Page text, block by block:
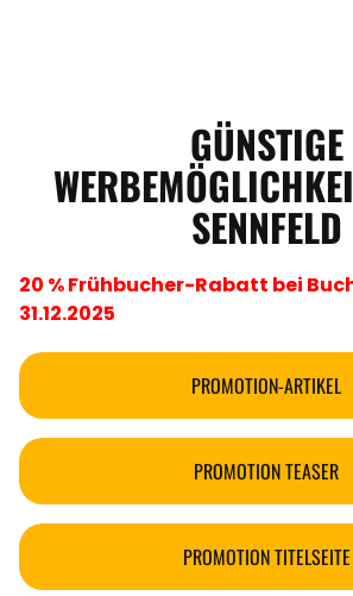
GÜNSTIGE
SENNFELD
20 % Frühbucher-Rabatt bei
31.12.2025
PROMOTION-ARTIKEL
PROMOTION TEASER
PROMOTION TITELSEITE